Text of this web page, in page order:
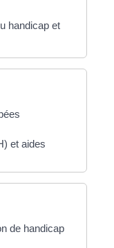
handicap et
et aides
de handicap